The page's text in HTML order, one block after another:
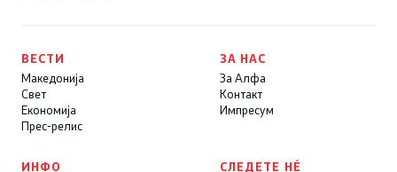
ВЕСТИ
Македонија
Свет
Економија
Прес-релис
ЗА НАС
За Алфа
Контакт
Импресум
ИНФО СЛЕДЕТЕ НÉ